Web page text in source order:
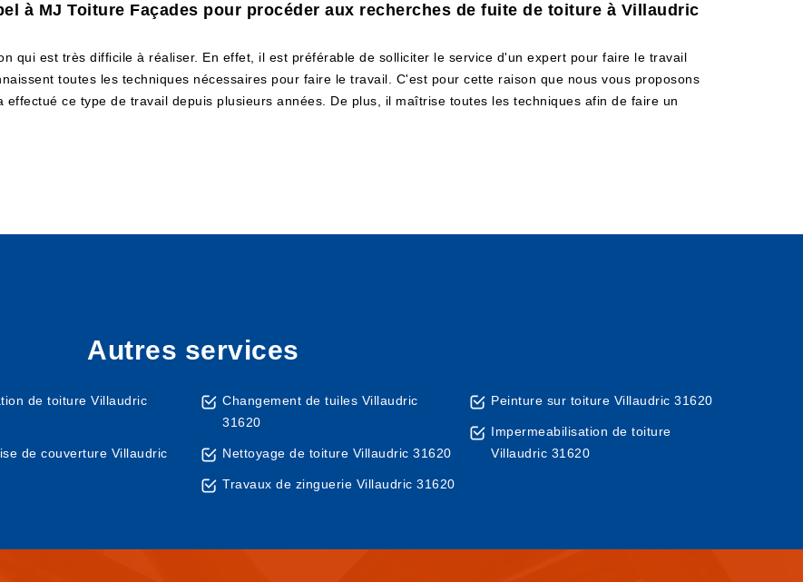
à MJ Toiture Façades pour procéder aux recherches de fuite de toiture à Villaudric
qui est très difficile à réaliser. En effet, il est préférable de solliciter le service d'un expert pour faire le travail
toutes les techniques nécessaires pour faire le travail. C'est pour cette raison que nous vous proposons
effectué ce type de travail depuis plusieurs années. De plus, il maîtrise toutes les techniques afin de faire un
Autres services
de toiture Villaudric
de couverture Villaudric
Changement de tuiles Villaudric
31620
Nettoyage de toiture Villaudric 31620
Travaux de zinguerie Villaudric 31620
Peinture sur toiture Villaudric 31620
Impermeabilisation de toiture
Villaudric 31620